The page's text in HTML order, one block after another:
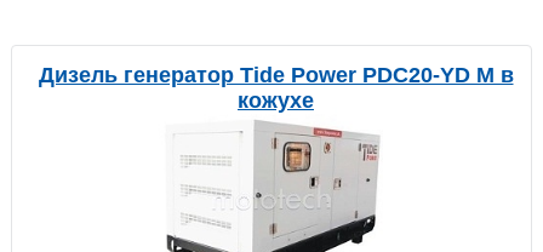
Дизель генератор Tide Power PDC20-YD M в
кожухе